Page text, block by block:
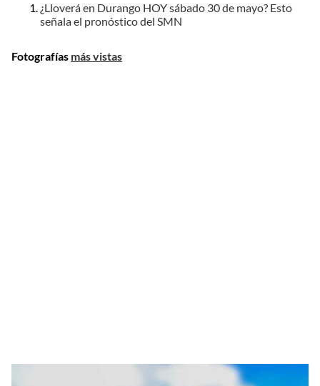
¿Lloverá en Durango HOY sábado 30 de mayo? Esto
señala el pronóstico del SMN
Fotografías más vistas